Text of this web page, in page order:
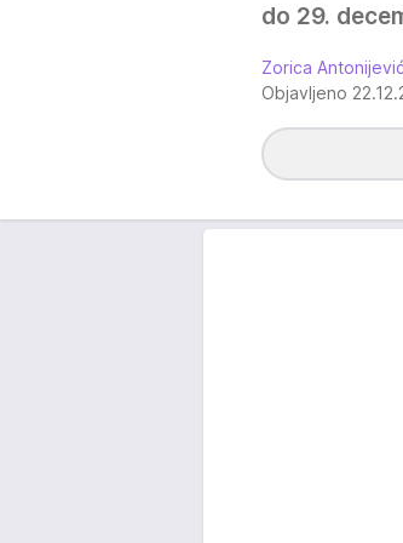
do 29.
Zorica Antonijević
Objavljeno